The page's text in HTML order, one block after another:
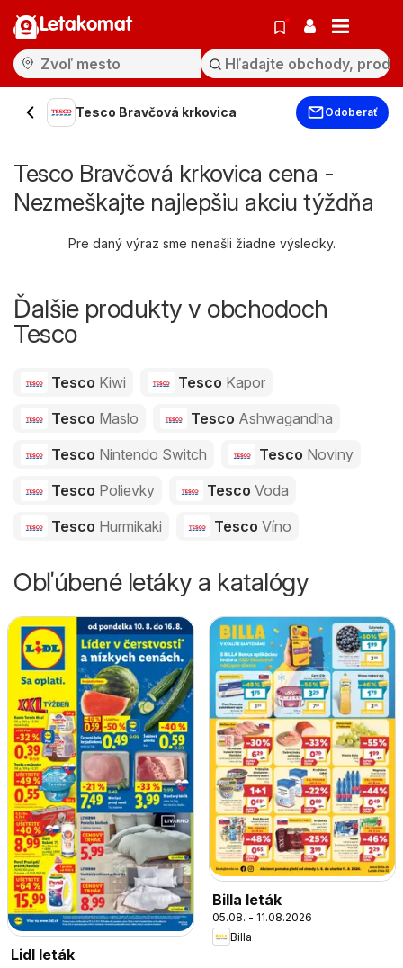
Letakomat
Tesco Bravčová krkovica Odoberať
Tesco Bravčová krkovica cena -
Nezmeškajte najlepšiu akciu týždňa
Pre daný výraz sme nenašli žiadne výsledky.
Ďalšie produkty v obchodoch
Tesco
Tesco Kiwi Tesco Kapor
Tesco Maslo Tesco Ashwagandha
Tesco Nintendo Switch Tesco Noviny
Tesco Polievky Tesco Voda
Tesco Hurmikaki Tesco Víno
Obľúbené letáky a katalógy
Lidl leták
Billa leták
05.08. - 11.08.2026
Billa